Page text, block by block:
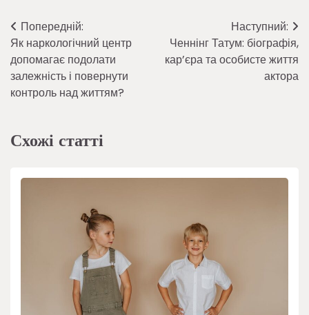
Навігація
записів
Попередній:
Як наркологічний центр
допомагає подолати
залежність і повернути
контроль над життям?
Наступний:
Ченнінг Татум: біографія,
кар’єра та особисте життя
актора
Схожі статті